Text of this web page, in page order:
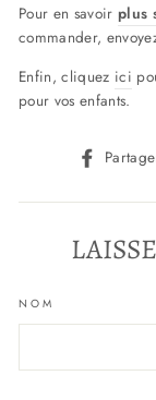
Pour en savoirplus
commander,
Enfin, cliquez ici
pour vos enfants.
NOM